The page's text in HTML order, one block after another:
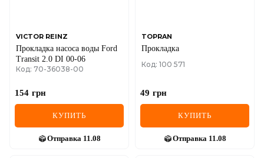
GMC
GREAT WALL
HAVAL
VICTOR REINZ
Прокладка насоса воды Ford
Transit 2.0 DI 00-06
Код: 70-36038-00
154 грн
КУПИТЬ
Отправка 11.08
TOPRAN
Прокладка
Код: 100 571
49 грн
КУПИТЬ
Отправка 11.08